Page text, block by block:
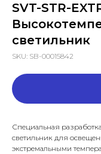
SVT-STR-
светильник
SKU: SB-00015842
Специальная
светильник для
экстремальными